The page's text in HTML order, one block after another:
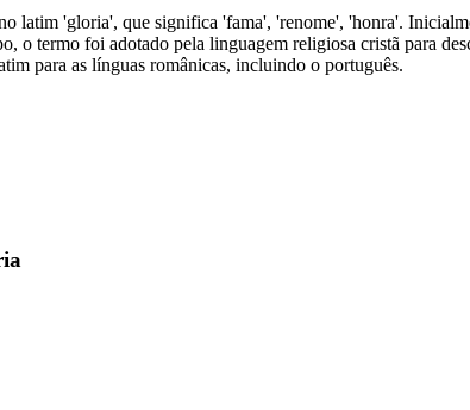
latim 'gloria', que significa 'fama', 'renome', 'honra'.
o termo foi adotado pela linguagem religiosa cristã para
para as línguas românicas, incluindo o português.